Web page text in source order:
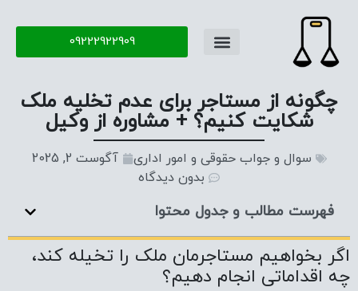
09222922909
چگونه از مستاجر برای عدم تخلیه ملک
شکایت کنیم؟ + مشاوره از وکیل
سوال و جواب حقوقی و امور اداری
آگوست 2, 2025
بدون دیدگاه
فهرست مطالب و جدول محتوا
اگر بخواهیم مستاجرمان ملک را تخیله کند،
چه اقداماتی انجام دهیم؟